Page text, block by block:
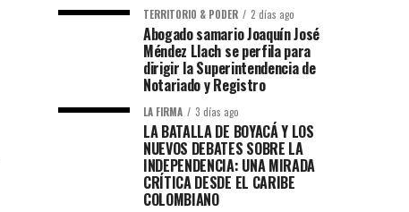
TERRITORIO & PODER 2 días ago
Abogado samario Joaquín José
Méndez Llach se perfila para
dirigir la Superintendencia de
Notariado y Registro
LA FIRMA 3 días ago
LA BATALLA DE BOYACÁ Y LOS
NUEVOS DEBATES SOBRE LA
INDEPENDENCIA: UNA MIRADA
CRÍTICA DESDE EL CARIBE
COLOMBIANO